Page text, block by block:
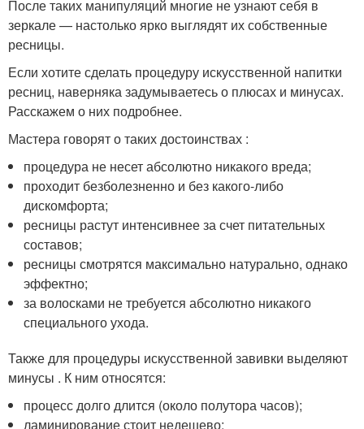
После таких манипуляций многие не узнают себя в
зеркале — настолько ярко выглядят их собственные
ресницы.
Если хотите сделать процедуру искусственной напитки
ресниц, наверняка задумываетесь о плюсах и минусах.
Расскажем о них подробнее.
Мастера говорят о таких достоинствах :
процедура не несет абсолютно никакого вреда;
проходит безболезненно и без какого-либо
дискомфорта;
ресницы растут интенсивнее за счет питательных
составов;
ресницы смотрятся максимально натурально, однако
эффектно;
за волосками не требуется абсолютно никакого
специального ухода.
Также для процедуры искусственной завивки выделяют
минусы . К ним относятся:
процесс долго длится (около полутора часов);
ламинирование стоит недешево;